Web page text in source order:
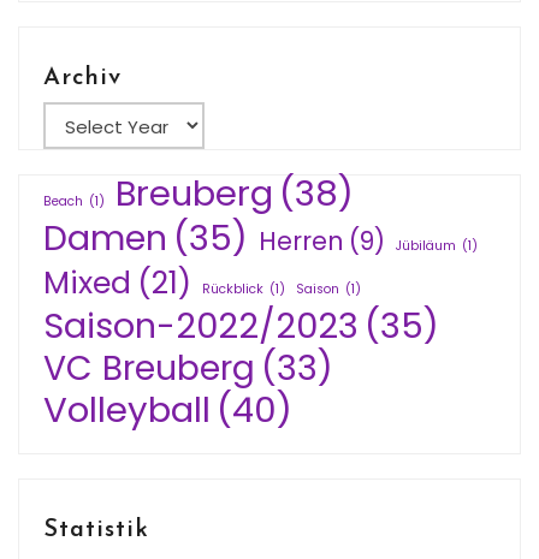
Archiv
Beach (1) Breuberg (38)
Damen (35) Herren (9) Jübiläum (1)
Mixed (21) Rückblick (1) Saison (1)
Saison-2022/2023 (35)
VC Breuberg (33)
Volleyball (40)
Statistik